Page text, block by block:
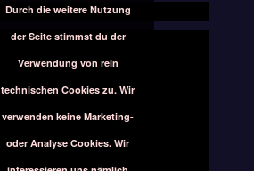
Durch die weitere Nutzung
der Seite stimmst du der
Verwendung von rein
technischen Cookies zu. Wir
verwenden keine Marketing-
oder Analyse Cookies. Wir